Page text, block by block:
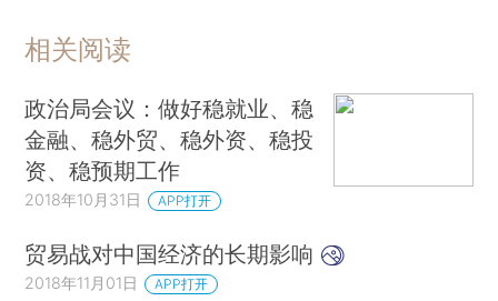
相关阅读
政治局会议：做好稳就业、稳
金融、稳外贸、稳外资、稳投
资、稳预期工作
2018年10月31日 APP打开
贸易战对中国经济的长期影响
2018年11月01日 APP打开